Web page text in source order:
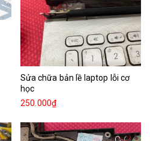
Sửa chữa bản lề laptop lỗi cơ
học
250.000₫